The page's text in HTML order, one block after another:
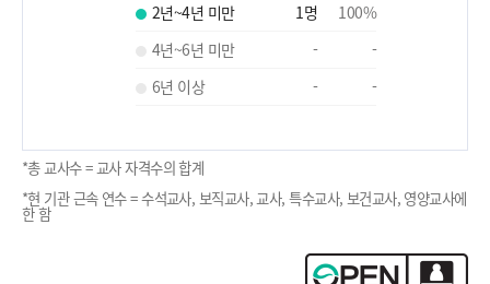
2년~4년 미만
1명 100%
4년~6년 미만
-
-
6년 이상
- -
*총 교사수 = 교사 자격수의 합계
*현 기관 근속 연수 = 수석교사, 보직교사, 교사, 특수교사, 보건교사, 영양교사에
한 함